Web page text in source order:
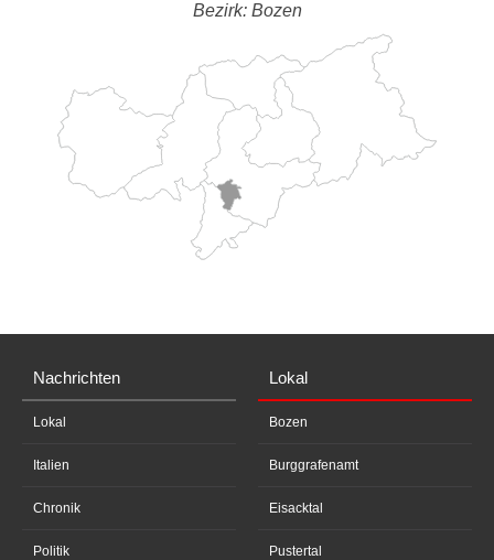
Bezirk: Bozen
Nachrichten
Lokal
Italien
Chronik
Politik
Lokal
Bozen
Burggrafenamt
Eisacktal
Pustertal